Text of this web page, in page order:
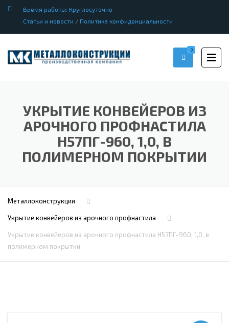
Время работы: Круглосуточно
Статьи и новости / Политика конфиденциальности
0
УКРЫТИЕ КОНВЕЙЕРОВ ИЗ
АРОЧНОГО ПРОФНАСТИЛА
Н57ПГ-960, 1,0, В
ПОЛИМЕРНОМ ПОКРЫТИИ
Металлоконструкции
Укрытие конвейеров из арочного профнастила
Укрытие конвейеров из арочного профнастила Н57ПГ-960, 1,0, в
полимерном покрытии